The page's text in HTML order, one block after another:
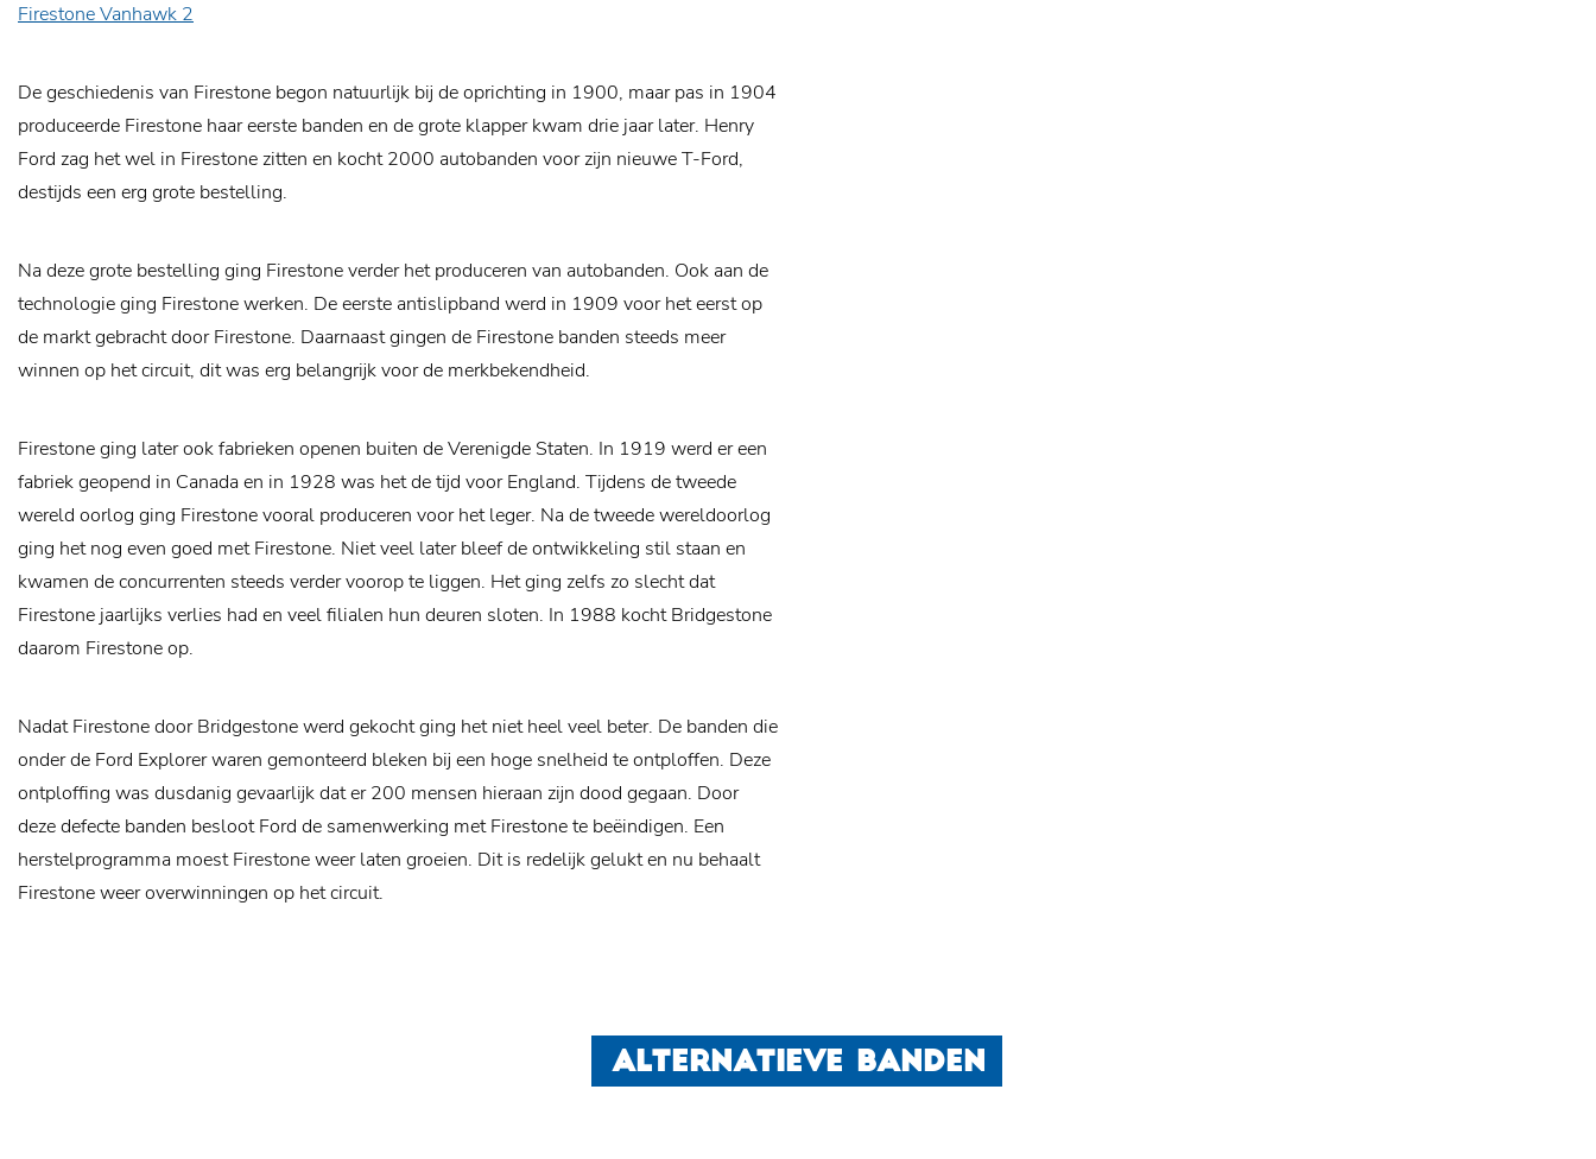
Firestone Vanhawk 2
De geschiedenis van Firestone begon natuurlijk bij de oprichting in 1900, maar pas in 1904
produceerde Firestone haar eerste banden en de grote klapper kwam drie jaar later. Henry
Ford zag het wel in Firestone zitten en kocht 2000 autobanden voor zijn nieuwe T-Ford,
destijds een erg grote bestelling.
Na deze grote bestelling ging Firestone verder het produceren van autobanden. Ook aan de
technologie ging Firestone werken. De eerste antislipband werd in 1909 voor het eerst op
de markt gebracht door Firestone. Daarnaast gingen de Firestone banden steeds meer
winnen op het circuit, dit was erg belangrijk voor de merkbekendheid.
Firestone ging later ook fabrieken openen buiten de Verenigde Staten. In 1919 werd er een
fabriek geopend in Canada en in 1928 was het de tijd voor England. Tijdens de tweede
wereld oorlog ging Firestone vooral produceren voor het leger. Na de tweede wereldoorlog
ging het nog even goed met Firestone. Niet veel later bleef de ontwikkeling stil staan en
kwamen de concurrenten steeds verder voorop te liggen. Het ging zelfs zo slecht dat
Firestone jaarlijks verlies had en veel filialen hun deuren sloten. In 1988 kocht Bridgestone
daarom Firestone op.
Nadat Firestone door Bridgestone werd gekocht ging het niet heel veel beter. De banden die
onder de Ford Explorer waren gemonteerd bleken bij een hoge snelheid te ontploffen. Deze
ontploffing was dusdanig gevaarlijk dat er 200 mensen hieraan zijn dood gegaan. Door
deze defecte banden besloot Ford de samenwerking met Firestone te beëindigen. Een
herstelprogramma moest Firestone weer laten groeien. Dit is redelijk gelukt en nu behaalt
Firestone weer overwinningen op het circuit.
ALTERNATIEVE BANDEN